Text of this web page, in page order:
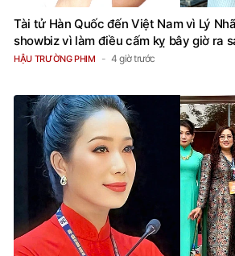
Tài tử Hàn Quốc đến Việt Nam vì Lý
showbiz vì làm điều cấm kỵ bây giờ ra
HẬU TRƯỜNG PHIM 4 giờ trước